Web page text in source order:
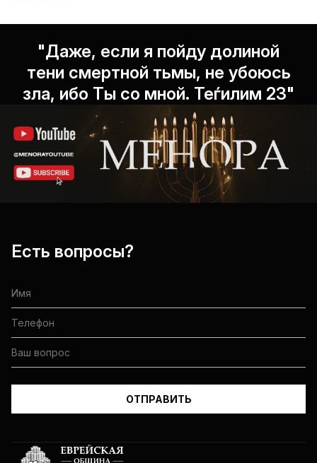
"Даже, если я пойду долиной
тени смертной тьмы, не убоюсь
зла, ибо Ты со мной. Теѓилим 23"
Есть вопросы?